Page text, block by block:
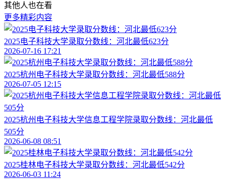
其他人也在看
更多精彩内容
2025电子科技大学录取分数线：河北最低623分
2026-07-16 17:21
2025杭州电子科技大学录取分数线：河北最低588分
2026-07-05 12:15
2025杭州电子科技大学信息工程学院录取分数线：河北最低
505分
2026-06-08 08:51
2025桂林电子科技大学录取分数线：河北最低542分
2026-06-03 11:24